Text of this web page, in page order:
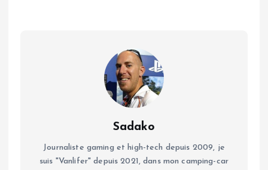
Sadako
Journaliste gaming et high-tech depuis 2009, je
suis "Vanlifer" depuis 2021, dans mon camping-car